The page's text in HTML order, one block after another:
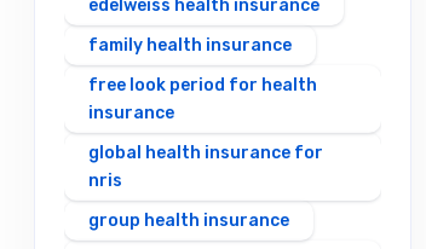
edelweiss health insurance
family health insurance
free look period for health
insurance
global health insurance for
nris
group health insurance